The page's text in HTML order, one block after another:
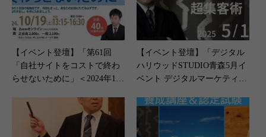
【イベント登壇】「第61回
「自社サイトをコストで終わ
らせないために」＜2024年10
【イベント登壇】「デジタル
ハリウッドSTUDIO青森5月イ
ベント デジタルマーケティン
日（土）開催＞